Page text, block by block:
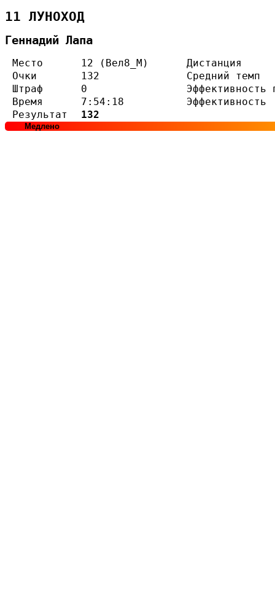
11 ЛУНОХОД
Геннадий Лапа
Место 12 (Вел8_М)
Дистанция
Очки
132
Средний темп
Штраф
0
Эффективность
Время
7:54:18
Эффективность
Результат
132
Медлено